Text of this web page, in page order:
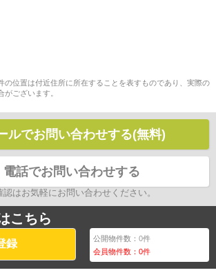
位置は付近住所に所在することを表すものであり、実際の
ございます。
ルでお問い合わせする(無料)
電話でお問い合わせする
認はお気軽にお問い合わせください。
こちら
録 公開物件数：0件
会員物件数：0件